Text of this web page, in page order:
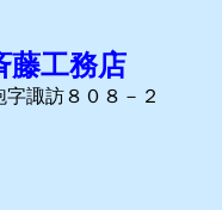
工務店
諏訪８０８－２